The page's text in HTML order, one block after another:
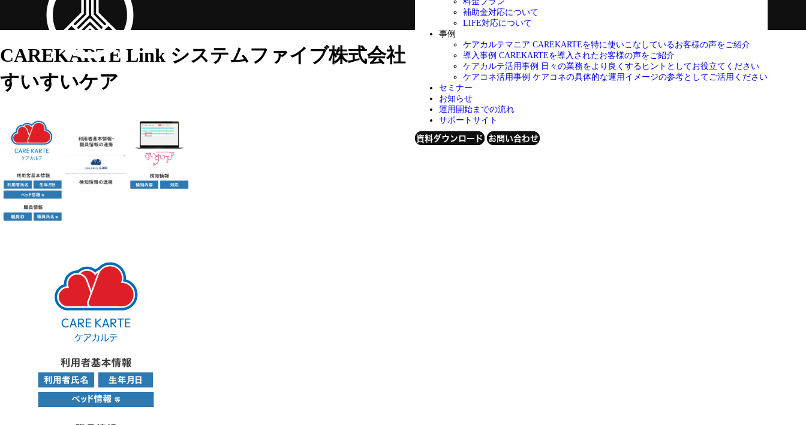
補助金対応について
LIFE対応について
事例
ケアカルテマニア CAREKARTEを特に使いこなしているお客様の声をご紹介
導入事例 CAREKARTEを導入されたお客様の声をご紹介
ケアカルテ活用事例
日々の業務をより良くするヒントとしてお役立てください
ケアコネ活用事例 ケアコネの具体的な運用イメージの参考としてご活用ください
セミナー
お知らせ
運用開始までの流れ
サポートサイト
資料ダウンロード お問い合わせ
CAREKARTE Link システムファイブ株式会社
すいすいケア